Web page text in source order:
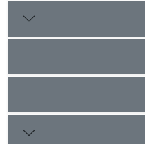
بود و در حضور بالاترین
نشان داد.
می­رسد که نانوذره اکسید
بر پارامترهای ذکر شده
شدن کمتر یون روی تحت این